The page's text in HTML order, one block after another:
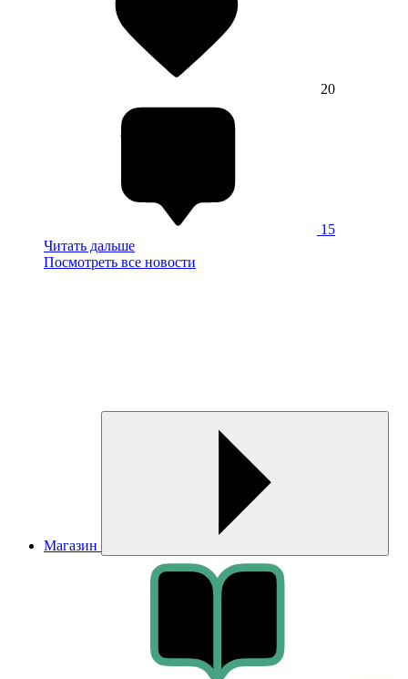
20
15
Читать дальше
Посмотреть все новости
Магазин